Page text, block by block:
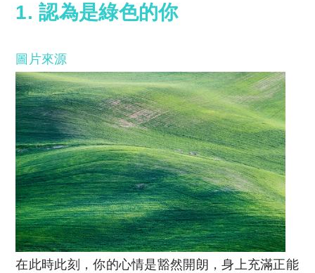
1. 認為是綠色的你
圖片來源
在此時此刻，你的心情是豁然開朗，身上充滿正能